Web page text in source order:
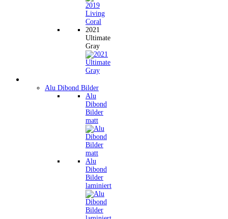
2021
Ultimate
Gray
Alu Dibond Bilder
Alu
Dibond
Bilder
matt
Alu
Dibond
Bilder
laminiert